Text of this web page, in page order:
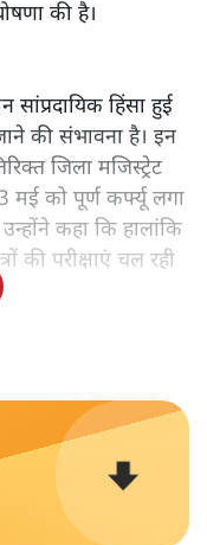
की है।
हिंसा हुई
की संभावना है। इन
जिला मजिस्ट्रेट
को पूर्ण कर्फ्यू लगा
कहा कि हालांकि
की परीक्षाएं चल रही